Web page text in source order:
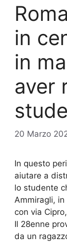
in
in
aver
20 Marzo
In questo
aiutare a
lo studente
Ammiragli,
con via
Il 28enne
da un